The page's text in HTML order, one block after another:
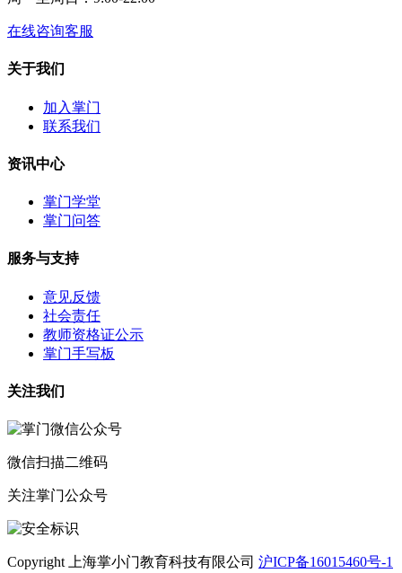
在线咨询客服
关于我们
加入掌门
联系我们
资讯中心
掌门学堂
掌门问答
服务与支持
意见反馈
社会责任
教师资格证公示
掌门手写板
关注我们
微信扫描二维码
关注掌门公众号
Copyright 上海掌小门教育科技有限公司 沪ICP备16015460号-1